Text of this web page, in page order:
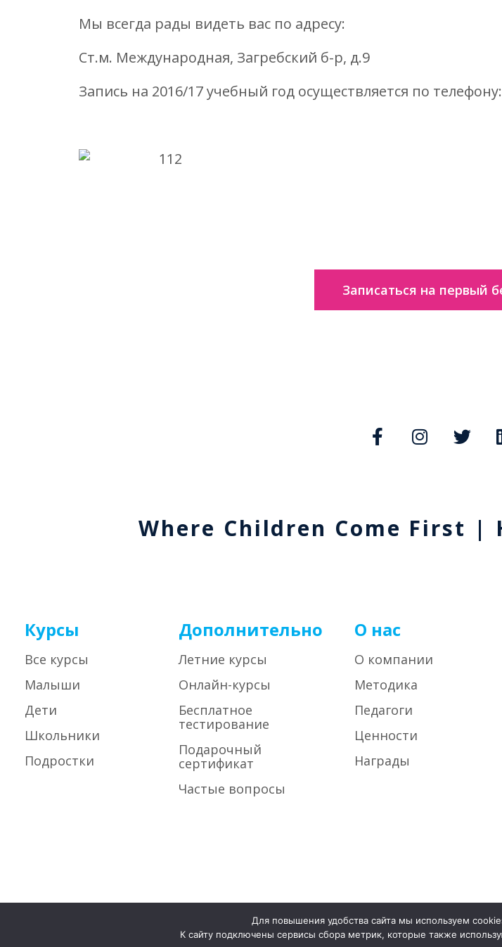
Мы всегда рады видеть вас по адресу:
Ст.м. Международная, Загребский б-р, д.9
Запись на 2016/17 учебный год осуществляется по
Записаться на первый
Where Children Come First
Курсы
Все курсы
Малыши
Дети
Школьники
Подростки
Дополнительно
Летние курсы
Онлайн-курсы
Бесплатное
тестирование
Подарочный
сертификат
Частые вопросы
О нас
О компании
Методика
Педагоги
Ценности
Награды
Для повышения удобства сайта мы используем
К сайту подключены сервисы сбора метрик, которые также